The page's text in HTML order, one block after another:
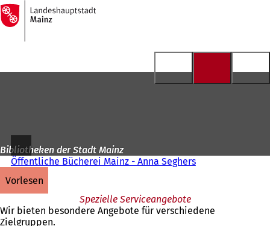
Inhalt anspringen
Zur
Startseite
Bibliotheken der Stadt Mainz
Öffentliche Bücherei Mainz - Anna Seghers
vorlesen
Spezielle Serviceangebote
Wir bieten besondere Angebote für verschiedene
Zielgruppen.